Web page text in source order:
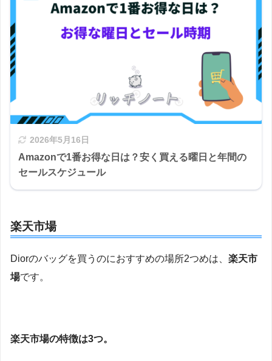
2026年5月16日
Amazonで1番お得な日は？安く買える曜日と年間の
セールスケジュール
楽天市場
Diorのバッグを買うのにおすすめの場所2つめは、 楽天市
場です。
楽天市場の特徴は3つ。